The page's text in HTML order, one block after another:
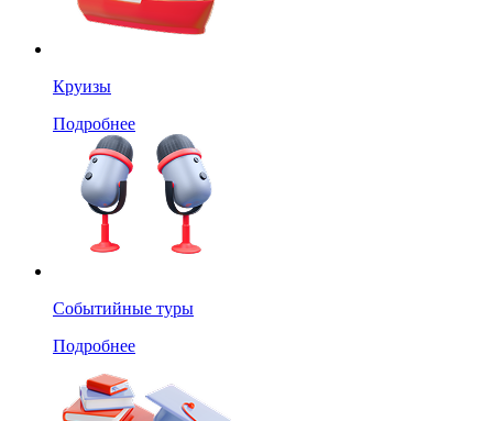
Круизы
Подробнее
Событийные туры
Подробнее